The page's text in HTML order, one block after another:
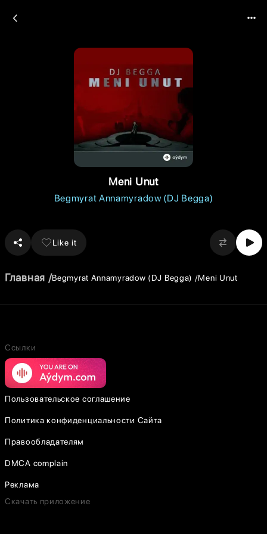
Meni Unut
Begmyrat Annamyradow (DJ Begga)
Like it
Главная Begmyrat Annamyradow (DJ Begga) Meni Unut
Ссылки
Пользовательское соглашение
Политика конфиденциальности Сайта
Правообладателям
DMCA complain
Реклама
Скачать приложение